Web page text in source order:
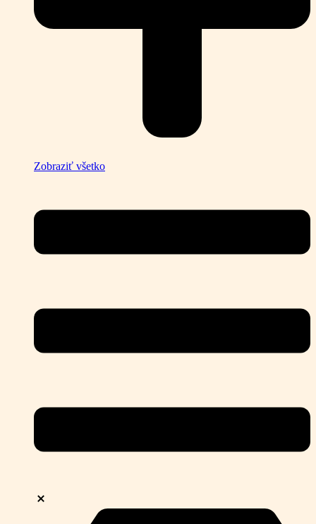
Zobraziť všetko